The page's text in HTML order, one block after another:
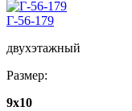
Г-56-179
двухэтажный
Размер:
9х10